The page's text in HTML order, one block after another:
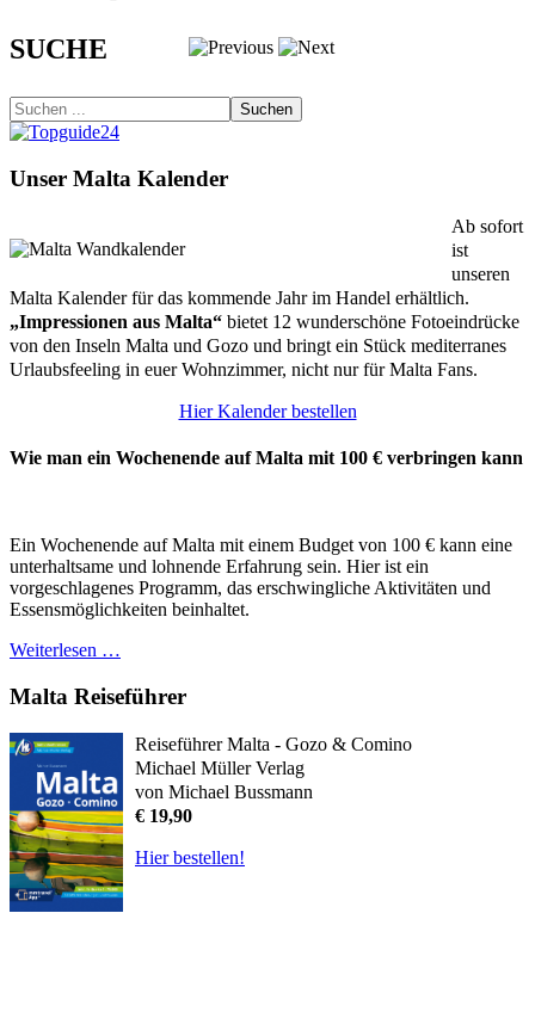
SUCHE
Suchen
Unser Malta Kalender
Ab sofort
ist
unseren
Malta Kalender für das kommende Jahr im Handel erhältlich.
„Impressionen aus Malta“ bietet 12 wunderschöne Fotoeindrücke
von den Inseln Malta und Gozo und bringt ein Stück mediterranes
Urlaubsfeeling in euer Wohnzimmer, nicht nur für Malta Fans.
Hier Kalender bestellen
Wie man ein Wochenende auf Malta mit 100 € verbringen kann
Ein Wochenende auf Malta mit einem Budget von 100 € kann eine
unterhaltsame und lohnende Erfahrung sein. Hier ist ein
vorgeschlagenes Programm, das erschwingliche Aktivitäten und
Essensmöglichkeiten beinhaltet.
Weiterlesen …
Malta Reiseführer
Reiseführer Malta - Gozo & Comino
Michael Müller Verlag
von Michael Bussmann
€ 19,90
Hier bestellen!